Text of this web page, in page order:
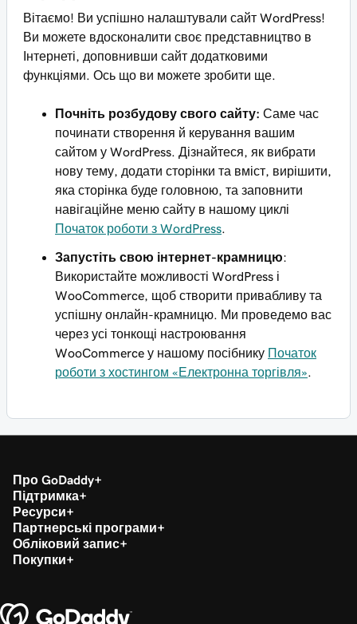
Вітаємо! Ви успішно налаштували сайт WordPress!
Ви можете вдосконалити своє представництво в
Інтернеті, доповнивши сайт додатковими
функціями. Ось що ви можете зробити ще.
Почніть розбудову свого сайту: Саме час
починати створення й керування вашим
сайтом у WordPress. Дізнайтеся, як вибрати
нову тему, додати сторінки та вміст, вирішити,
яка сторінка буде головною, та заповнити
навігаційне меню сайту в нашому циклі
Початок роботи з WordPress
Запустіть свою інтернет-крамницю:
Використайте можливості WordPress і
WooCommerce, щоб створити привабливу та
успішну онлайн-крамницю. Ми проведемо вас
через усі тонкощі настроювання
WooCommerce у нашому посібнику Початок
роботи з хостингом «Електронна торгівля»
Про GoDaddy
Підтримка
Ресурси
Партнерські програми
Обліковий запис
Покупки